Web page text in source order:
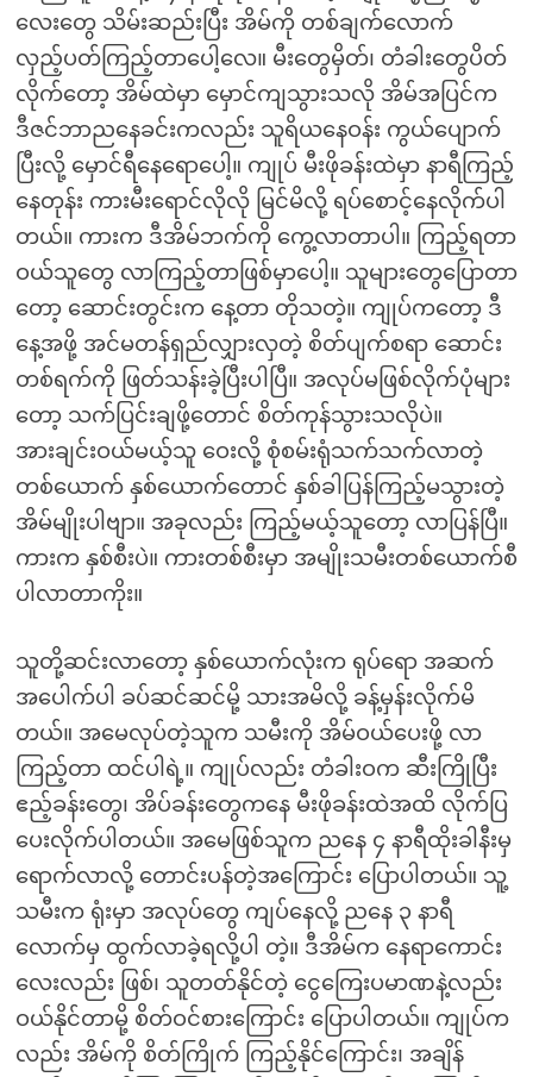
လေးတွေ သိမ်းဆည်းပြီး အိမ်ကို တစ်ချက်လောက်
လှည့်ပတ်ကြည့်တာပေါ့လေ။ မီးတွေမှိတ်၊ တံခါးတွေပိတ်
လိုက်တော့ အိမ်ထဲမှာ မှောင်ကျသွားသလို အိမ်အပြင်က
ဒီဇင်ဘာညနေခင်းကလည်း သူရိယနေဝန်း ကွယ်ပျောက်
ပြီးလို့ မှောင်ရီနေရောပေါ့။ ကျုပ် မီးဖိုခန်းထဲမှာ နာရီကြည့်
နေတုန်း ကားမီးရောင်လိုလို မြင်မိလို့ ရပ်စောင့်နေလိုက်ပါ
တယ်။ ကားက ဒီအိမ်ဘက်ကို ကွေ့လာတာပါ။ ကြည့်ရတာ
ဝယ်သူတွေ လာကြည့်တာဖြစ်မှာပေါ့။ သူများတွေပြောတာ
တော့ ဆောင်းတွင်းက နေ့တာ တိုသတဲ့။ ကျုပ်ကတော့ ဒီ
နေ့အဖို့ အင်မတန်ရှည်လျှားလှတဲ့ စိတ်ပျက်စရာ ဆောင်း
တစ်ရက်ကို ဖြတ်သန်းခဲ့ပြီးပါပြီ။ အလုပ်မဖြစ်လိုက်ပုံများ
တော့ သက်ပြင်းချဖို့တောင် စိတ်ကုန်သွားသလိုပဲ။
အားချင်းဝယ်မယ့်သူ ဝေးလို့ စုံစမ်းရုံသက်သက်လာတဲ့
တစ်ယောက် နှစ်ယောက်တောင် နှစ်ခါပြန်ကြည့်မသွားတဲ့
အိမ်မျိုးပါဗျာ။ အခုလည်း ကြည့်မယ့်သူတော့ လာပြန်ပြီ။
ကားက နှစ်စီးပဲ။ ကားတစ်စီးမှာ အမျိုးသမီးတစ်ယောက်စီ
ပါလာတာကိုး။
သူတို့ဆင်းလာတော့ နှစ်ယောက်လုံးက ရုပ်ရော အဆက်
အပေါက်ပါ ခပ်ဆင်ဆင်မို့ သားအမိလို့ ခန့်မှန်းလိုက်မိ
တယ်။ အမေလုပ်တဲ့သူက သမီးကို အိမ်ဝယ်ပေးဖို့ လာ
ကြည့်တာ ထင်ပါရဲ့။ ကျုပ်လည်း တံခါးဝက ဆီးကြိုပြီး
ဧည့်ခန်းတွေ၊ အိပ်ခန်းတွေကနေ မီးဖိုခန်းထဲအထိ လိုက်ပြ
ပေးလိုက်ပါတယ်။ အမေဖြစ်သူက ညနေ ၄ နာရီထိုးခါနီးမှ
ရောက်လာလို့ တောင်းပန်တဲ့အကြောင်း ပြောပါတယ်။ သူ့
သမီးက ရုံးမှာ အလုပ်တွေ ကျပ်နေလို့ ညနေ ၃ နာရီ
လောက်မှ ထွက်လာခဲ့ရလို့ပါ တဲ့။ ဒီအိမ်က နေရာကောင်း
လေးလည်း ဖြစ်၊ သူတတ်နိုင်တဲ့ ငွေကြေးပမာဏနဲ့လည်း
ဝယ်နိုင်တာမို့ စိတ်ဝင်စားကြောင်း ပြောပါတယ်။ ကျုပ်က
လည်း အိမ်ကို စိတ်ကြိုက် ကြည့်နိုင်ကြောင်း၊ အချိန်